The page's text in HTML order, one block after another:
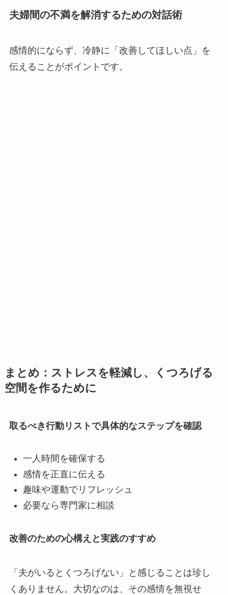
夫婦間の不満を解消するための対話術
感情的にならず、冷静に「改善してほしい点」を
伝えることがポイントです。
まとめ：ストレスを軽減し、くつろげる
空間を作るために
取るべき行動リストで具体的なステップを確認
一人時間を確保する
感情を正直に伝える
趣味や運動でリフレッシュ
必要なら専門家に相談
改善のための心構えと実践のすすめ
「夫がいるとくつろげない」と感じることは珍し
くありません。大切なのは、その感情を無視せ